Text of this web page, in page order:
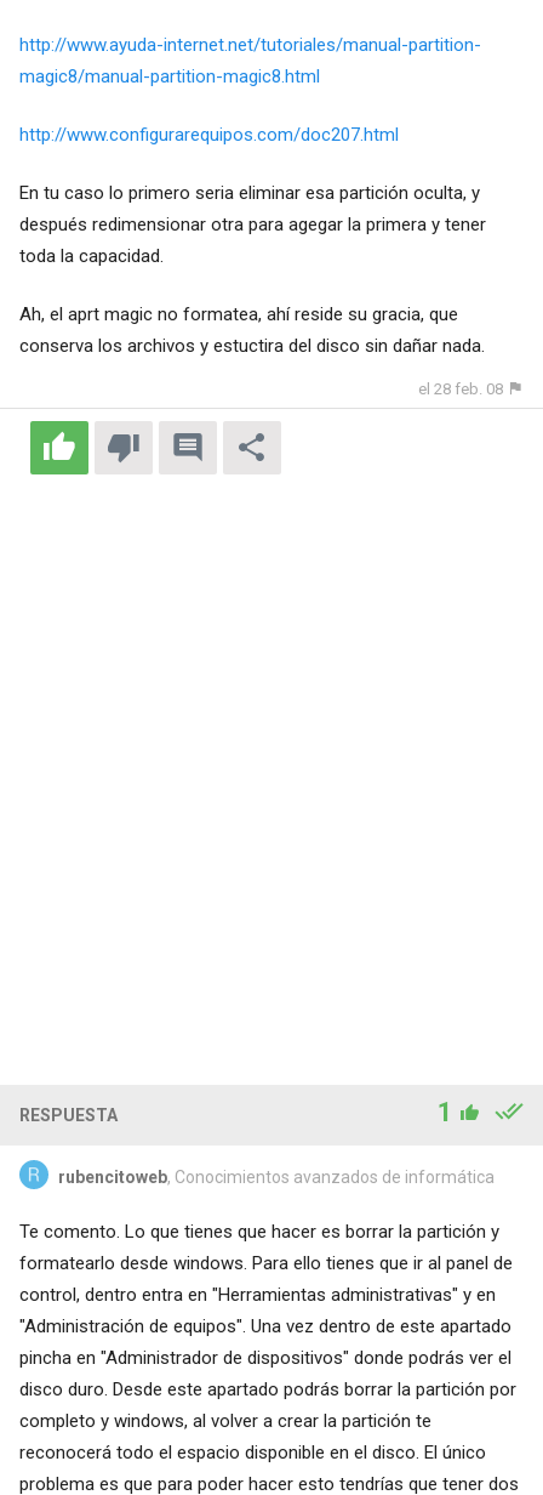
http://www.ayuda-internet.net/tutoriales/manual-partition-
magic8/manual-partition-magic8.html
http://www.configurarequipos.com/doc207.html
En tu caso lo primero seria eliminar esa partición oculta, y
después redimensionar otra para agegar la primera y tener
toda la capacidad.
Ah, el aprt magic no formatea, ahí reside su gracia, que
conserva los archivos y estuctira del disco sin dañar nada.
el 28 feb. 08
RESPUESTA 1
rubencitoweb, Conocimientos avanzados de informática
Te comento. Lo que tienes que hacer es borrar la partición y
formatearlo desde windows. Para ello tienes que ir al panel de
control, dentro entra en "Herramientas administrativas" y en
"Administración de equipos". Una vez dentro de este apartado
pincha en "Administrador de dispositivos" donde podrás ver el
disco duro. Desde este apartado podrás borrar la partición por
completo y windows, al volver a crear la partición te
reconocerá todo el espacio disponible en el disco. El único
problema es que para poder hacer esto tendrías que tener dos